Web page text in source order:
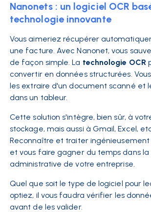
Nanonets : un logiciel OCR
technologie innovante
Vous aimeriez récupérer
une facture. Avec Nanonet, vous
de façon simple. La technologie OCR
convertir en données structurées.
les extraire d'un document scanné et
dans un tableur.
Cette solution s'intègre, bien sûr, à
stockage, mais aussi à Gmail, Excel,
Reconnaître et traiter
et vous faire gagner du temps dans la
administrative de votre entreprise.
Quel que soit le type de logiciel pour
optiez, il vous faudra vérifier les
avant de les valider.